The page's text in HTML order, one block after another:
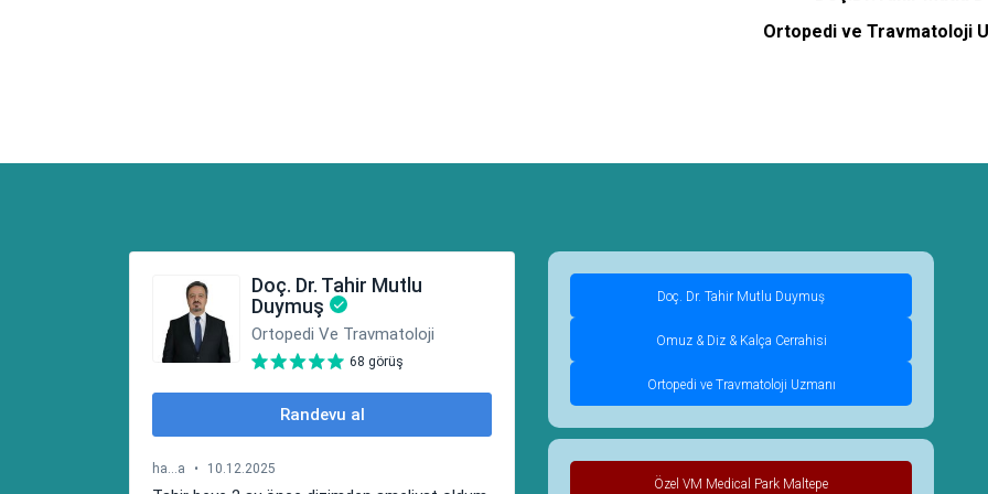
Ortopedi ve Travmatoloji
Doç. Dr. Tahir Mutlu Duymuş
Omuz & Diz & Kalça Cerrahisi
Ortopedi ve Travmatoloji Uzmanı
Özel VM Medical Park Maltepe